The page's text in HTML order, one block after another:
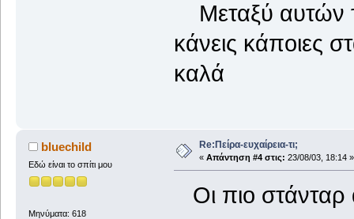
Μεταξύ αυτών
κάνεις κάποιες
καλά
bluechild
Εδώ είναι το σπίτι μου
Μηνύματα: 618
Re:Πείρα-ευχαίρεια-τι;
« Απάντηση #4 στις: 23/08/03, 18:14 »
Οι πιο στάνταρ